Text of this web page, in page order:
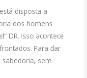
disposta a
dos homens
DR. Isso acontece
Para dar
sabedoria, sem